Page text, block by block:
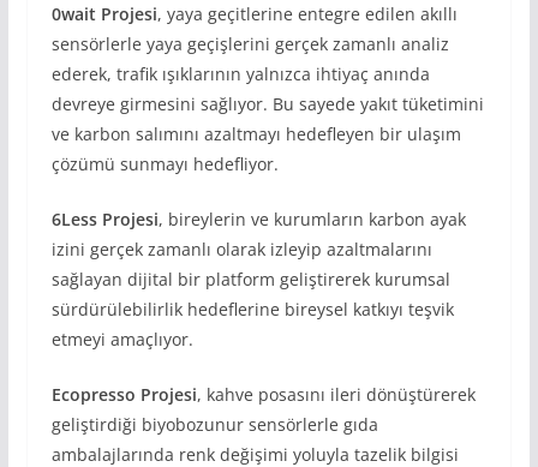
0wait Projesi, yaya geçitlerine entegre edilen akıllı
sensörlerle yaya geçişlerini gerçek zamanlı analiz
ederek, trafik ışıklarının yalnızca ihtiyaç anında
devreye girmesini sağlıyor. Bu sayede yakıt tüketimini
ve karbon salımını azaltmayı hedefleyen bir ulaşım
çözümü sunmayı hedefliyor.
6Less Projesi, bireylerin ve kurumların karbon ayak
izini gerçek zamanlı olarak izleyip azaltmalarını
sağlayan dijital bir platform geliştirerek kurumsal
sürdürülebilirlik hedeflerine bireysel katkıyı teşvik
etmeyi amaçlıyor.
Ecopresso Projesi, kahve posasını ileri dönüştürerek
geliştirdiği biyobozunur sensörlerle gıda
ambalajlarında renk değişimi yoluyla tazelik bilgisi